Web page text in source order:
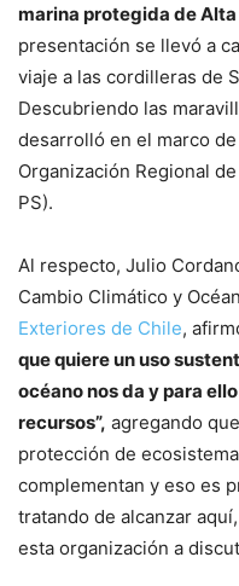
marina protegida de
presentación se llevó a
viaje a las cordilleras de
Descubriendo las
desarrolló en el marco
Organización Regional
PS).
Al respecto, Julio
Cambio Climático y
Exteriores de Chile,
que quiere un uso
océano nos da y para
recursos”, agregando
protección de
complementan y eso es
tratando de alcanzar
esta organización a